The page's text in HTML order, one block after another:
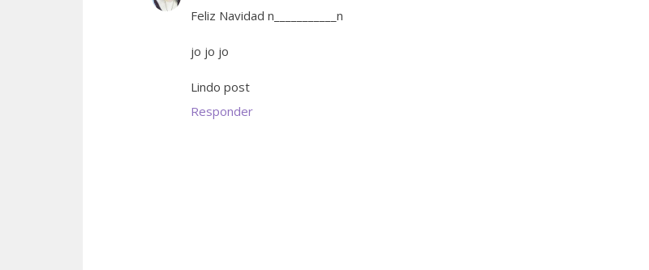
Feliz Navidad n___________n
jo jo jo
Lindo post
Responder